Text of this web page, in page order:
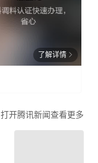
了解详情
打开腾讯新闻查看更多